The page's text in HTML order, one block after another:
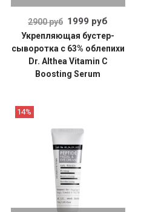
2900 руб 1999 руб
Укрепляющая бустер-
сыворотка с 63% облепихи
Dr. Althea Vitamin C
Boosting Serum
14%